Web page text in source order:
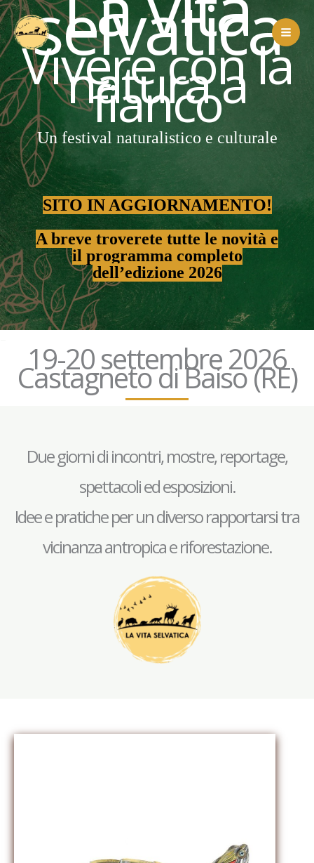
Vai
al
contenutoselvatica
Vivere con la
natura a
fianco
Un festival naturalistico e culturale
SITO IN AGGIORNAMENTO!
A breve troverete tutte le novità e
il programma completo
dell’edizione 2026
19-20 settembre 2026
Castagneto di Baiso (RE)
Due giorni di incontri, mostre, reportage,
spettacoli ed esposizioni.
Idee e pratiche per un diverso rapportarsi tra
vicinanza antropica e riforestazione.